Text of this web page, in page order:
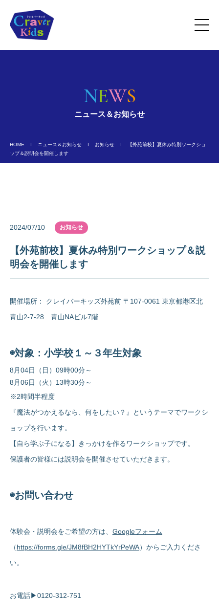
NEWS
ニュース＆お知らせ
HOME Ι ニュース＆お知らせ Ι お知らせ Ι
【外苑前校】夏休み特別ワークショ
ップ＆説明会を開催します
2024/07/10 お知らせ
【外苑前校】夏休み特別ワークショップ＆説
明会を開催します
開催場所： クレイバーキッズ外苑前 〒107-0061 東京都港区北
青山2-7-28 青山NAビル7階
◉対象：小学校１～３年生対象
8月04日（日）09時00分～
8月06日（火）13時30分～
※2時間半程度
『魔法がつかえるなら、何をしたい？』というテーマでワークシ
ョップを行います。
【自ら学ぶ子になる】きっかけを作るワークショップです。
保護者の皆様には説明会を開催させていただきます。
◉お問い合わせ
体験会・説明会をご希望の方は、 Googleフォーム
（https://forms.gle/JM8fBH2HYTkYrPeWA）からご入力くださ
い。
お電話▶0120-312-751